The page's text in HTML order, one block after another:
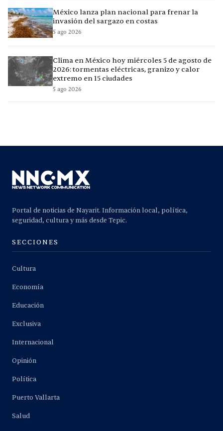
México lanza plan nacional para frenar la
invasión del sargazo en costas
5 ago 2026
Clima en México hoy miércoles 5 de agosto de
2026: tormentas eléctricas, granizo y calor
extremo en 15 ciudades
5 ago 2026
Portal de noticias de Nayarit. Información local, política,
seguridad, cultura y más desde Tepic.
SECCIONES
Cultura
Economía
Educación
Exclusiva
Internacional
Opinión
Política
Puerto Vallarta
Salud